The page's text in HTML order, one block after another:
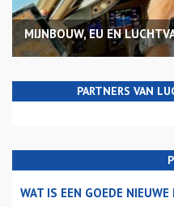
MIJNBOUW, EU EN
PARTNERS VAN
WAT IS EEN GOEDE